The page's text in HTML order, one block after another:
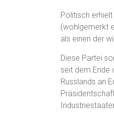
Politisch
(wohlgemerkt
als einen der
Diese Partei
seit dem Ende
Russlands an